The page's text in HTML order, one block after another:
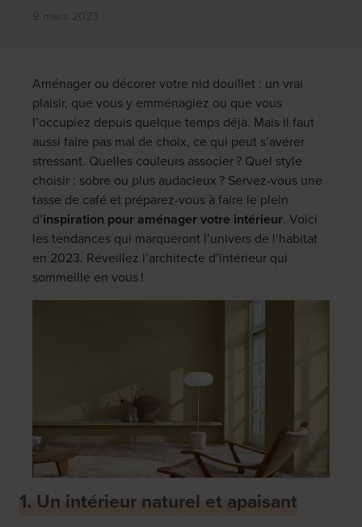
Aménager ou décorer votre nid douillet : un vrai
plaisir, que vous y emménagiez ou que vous
l’occupiez depuis quelque temps déjà. Mais il faut
aussi faire pas mal de choix, ce qui peut s’avérer
stressant. Quelles couleurs associer ? Quel style
choisir : sobre ou plus audacieux ? Servez-vous une
tasse de café et préparez-vous à faire le plein
d’inspiration pour aménager votre intérieur. Voici
les tendances qui marqueront l’univers de l’habitat
en 2023. Réveillez l’architecte d’intérieur qui
sommeille en vous !
1. Un intérieur naturel et apaisant